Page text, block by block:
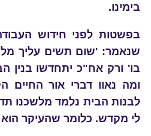
בימינו.
בפשטות לפני חידוש
שנאמר: 'שום תשים עליך
בו' ורק אח"כ יתחדשו בנין
ומה נאוו דברי אור החיים
לבנות הבית נלמד מלשכנו
לי מקדש. כלומר שהעיקר